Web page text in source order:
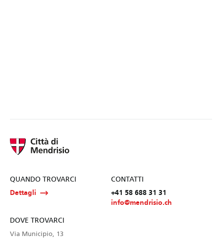
QUANDO TROVARCI
Dettagli
CONTATTI
+41 58 688 31 31
info@mendrisio.ch
DOVE TROVARCI
Via Municipio, 13